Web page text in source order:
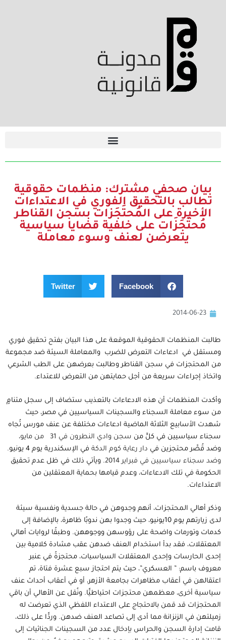
بيان صحفي مشترك: منظمات حقوقية
تطالب بالتحقيق الفوري في الاعتداءات
الأخيرة على المُحتَجَزات بسجن القناطر
مُحتَجَزَات على خلفية قضايا سياسية
يتعرضن لعنف وسوء معاملة
Facebook
Twitter
2014-06-23
طالبت المنظمات الحقوقية الموقعة على هذا البيان بفتح تحقيق فوري
ومستقل في ادعاءات التعرض للضرب والمعاملة السيئة ضد مجموعة
من المحتجزات في سجن القناطر وطالبت بعرضهن على الطب الشرعي
واتخاذ إجراءات سريعة من أجل حمايتهن من التعرض للاعتداء.
وأكدت المنظمات أن هذه الادعاءات بالتعذيب ستضاف إلى سجل متنامٍ
من سوء معاملة السجناء والسجينات السياسيين في مصر، حيث
شهدت الأسابيع الثلاثة الماضية ادعاءات مختلفة عن عنف مورس تُجاه
سجناء سياسيين في كلٍّ من سجن وادي النطرون في 31 من مايو
،
وضد قُصَّر محتجزين في دار رعاية كوم الدكةفي الإسكندرية يوم 4 يونيو.
وضد سجناء سياسيين في فبراير 2014
. ويأتي ذلك في ظل عدم تحقيق
الحكومة في تلك الادعاءات، وعدم قيامها بحماية المعتقلين من
الاعتداءات.
وذكر أهالي المحتجزات، أنهم وجدوهن في حالة جسدية ونفسية سيئة
لدى زيارتهم يوم 10يونيو، حيث وجدوا بهن ندوبًا ظاهرة، بالإضافة إلى
كدمات وتورمات واضحة على رؤوسهن ووجوههن. وطبقًا لروايات أهالي
المعتقلات، فقد بدأ استخدام العنف ضدهن عقب مشادة كلامية بين
إحدى الحارسات وإحدى المعتقلات السياسيات، محتجزةً في عنبر
معروف باسم: ” العسكري”، حيث يتم احتجاز سبع عشرة فتاة، تم
اعتقالهن في أعقاب مظاهرات بجامعة الأزهر، أو في أعقاب أحداث عنف
سياسية أخرى، معظمهن محتجزات احتياطيًّا. ونُقل عن الأهالي أن باقي
المحتجزات قد قمن بالاحتجاج على الاعتداء اللفظي الذي تعرضت له
زميلتهن في الزنزانة مما أدى إلى تصاعد العنف ضدهن. وردًّا على ذلك،
قامت إدارة السجن والحراس بإدخال عدد من السجينات الجنائيات إلى